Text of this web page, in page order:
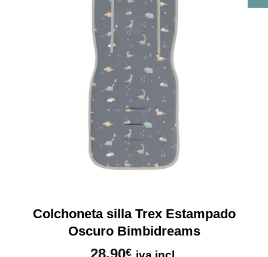
Colchoneta silla Trex Estampado
Oscuro Bimbidreams
28,90€